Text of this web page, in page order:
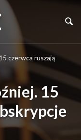
czerwca ruszają
15